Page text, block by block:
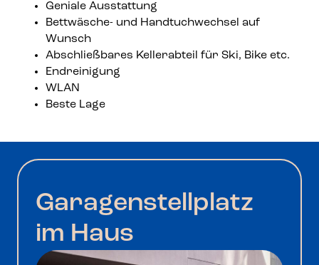
Geniale Ausstattung
Bettwäsche- und Handtuchwechsel auf
Wunsch
Abschließbares Kellerabteil für Ski, Bike etc.
Endreinigung
WLAN
Beste Lage
Garagenstellplatz
im Haus